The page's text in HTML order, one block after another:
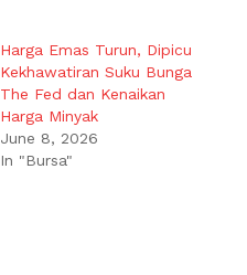
Harga Emas Turun, Dipicu
Kekhawatiran Suku Bunga
The Fed dan Kenaikan
Harga Minyak
June 8, 2026
In "Bursa"